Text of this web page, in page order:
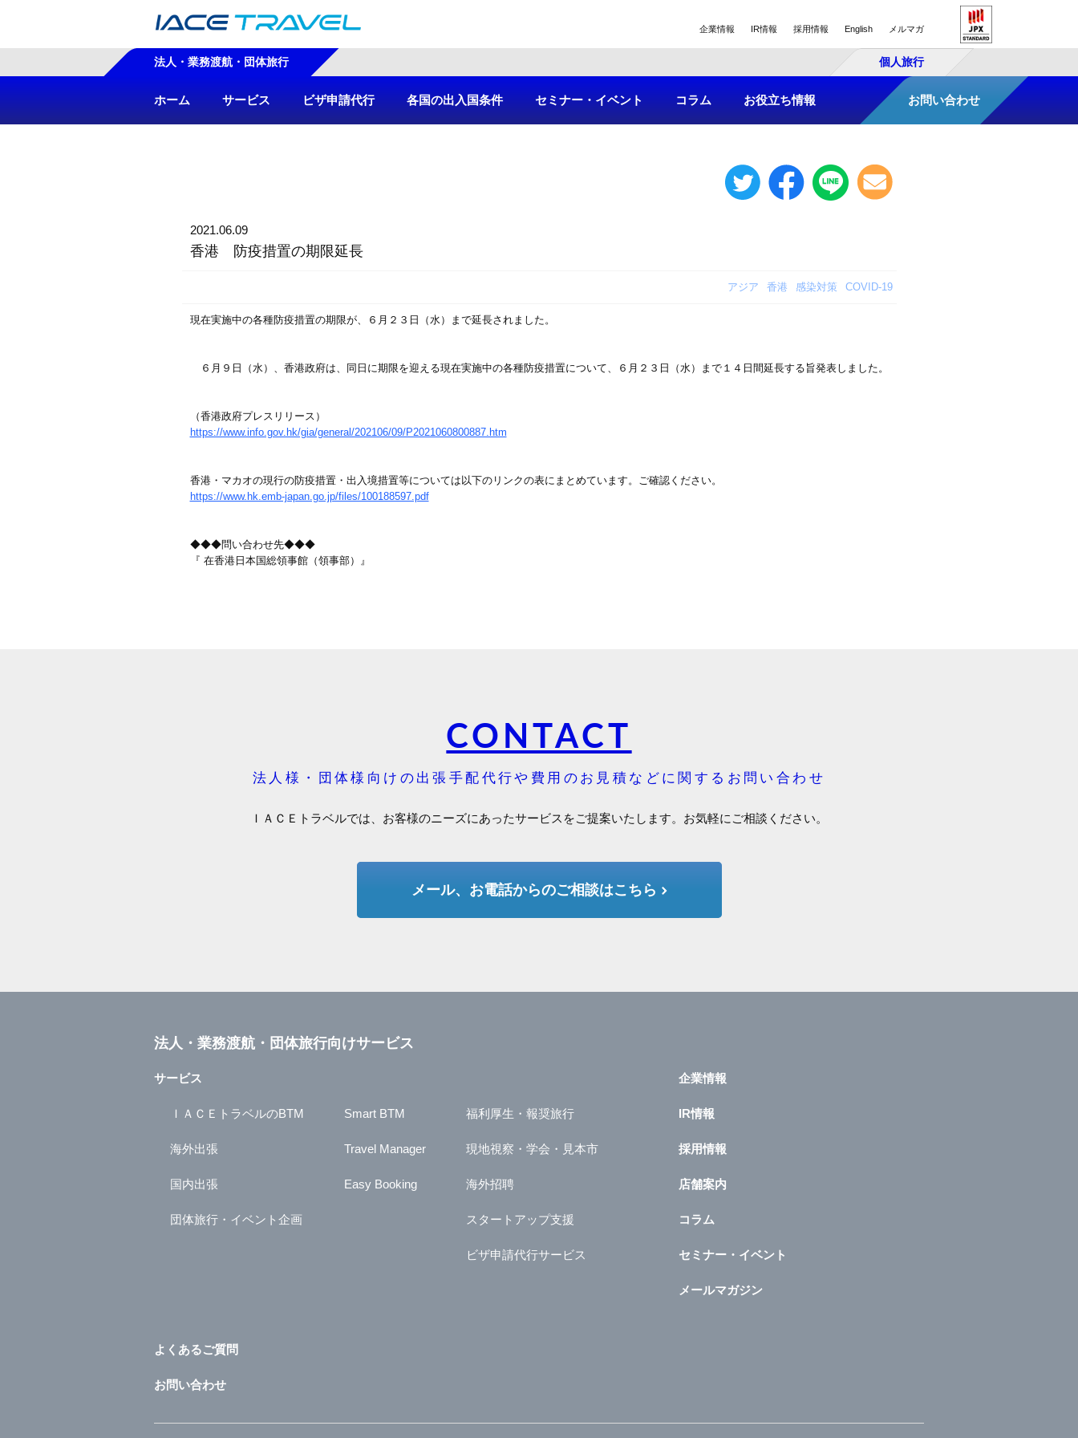
企業情報 IR情報 採用情報 English メルマガ
法人・業務渡航・団体旅行 個人旅行
ホーム サービス ビザ申請代行 各国の出入国条件 セミナー・イベント コラム お役立ち情報 お問い合わせ
2021.06.09
香港 防疫措置の期限延長
アジア 香港 感染対策 COVID-19
現在実施中の各種防疫措置の期限が、６月２３日（水）まで延長されました。
６月９日（水）、香港政府は、同日に期限を迎える現在実施中の各種防疫措置について、６月２３日（水）まで１４日間延長する旨発表しました。
（香港政府プレスリリース）
https://www.info.gov.hk/gia/general/202106/09/P2021060800887.htm
香港・マカオの現行の防疫措置・出入境措置等については以下のリンクの表にまとめています。ご確認ください。
https://www.hk.emb-japan.go.jp/files/100188597.pdf
◆◆◆問い合わせ先◆◆◆
『 在香港日本国総領事館（領事部）』
CONTACT
法人様・団体様向けの出張手配代行や費用のお見積などに関するお問い合わせ
ＩＡＣＥトラベルでは、お客様のニーズにあったサービスをご提案いたします。お気軽にご相談ください。
メール、お電話からのご相談はこちら
法人・業務渡航・団体旅行向けサービス
サービス
ＩＡＣＥトラベルのBTM
海外出張
国内出張
団体旅行・イベント企画
Smart BTM
Travel Manager
Easy Booking
福利厚生・報奨旅行
現地視察・学会・見本市
海外招聘
スタートアップ支援
ビザ申請代行サービス
企業情報
IR情報
採用情報
店舗案内
コラム
セミナー・イベント
メールマガジン
よくあるご質問
お問い合わせ